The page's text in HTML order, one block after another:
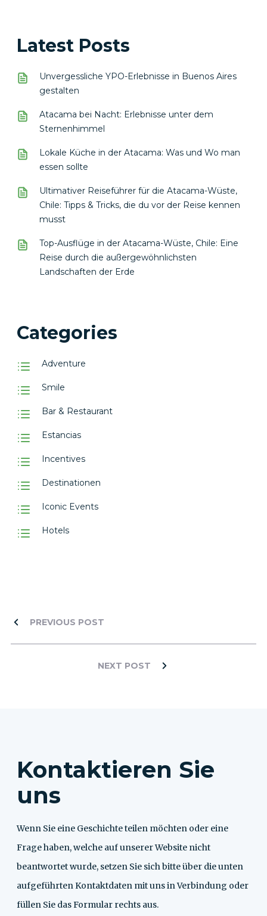
Latest Posts
Unvergessliche YPO-Erlebnisse in Buenos Aires
gestalten
Atacama bei Nacht: Erlebnisse unter dem
Sternenhimmel
Lokale Küche in der Atacama: Was und Wo man
essen sollte
Ultimativer Reiseführer für die Atacama-Wüste,
Chile: Tipps & Tricks, die du vor der Reise kennen
musst
Top-Ausflüge in der Atacama-Wüste, Chile: Eine
Reise durch die außergewöhnlichsten
Landschaften der Erde
Categories
Adventure
Smile
Bar & Restaurant
Estancias
Incentives
Destinationen
Iconic Events
Hotels
PREVIOUS POST
NEXT POST
Kontaktieren Sie
uns
Wenn Sie eine Geschichte teilen möchten oder eine
Frage haben, welche auf unserer Website nicht
beantwortet wurde, setzen Sie sich bitte über die unten
aufgeführten Kontaktdaten mit uns in Verbindung oder
füllen Sie das Formular rechts aus.